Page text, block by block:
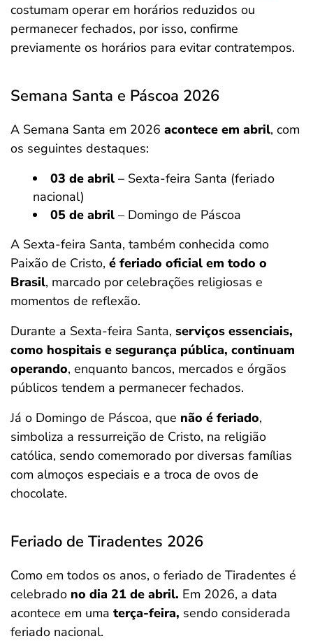
costumam operar em horários reduzidos ou
permanecer fechados, por isso, confirme
previamente os horários para evitar contratempos.
Semana Santa e Páscoa 2026
A Semana Santa em 2026 acontece em abril, com
os seguintes destaques:
03 de abril – Sexta-feira Santa (feriado
nacional)
05 de abril – Domingo de Páscoa
A Sexta-feira Santa, também conhecida como
Paixão de Cristo, é feriado oficial em todo o
Brasil, marcado por celebrações religiosas e
momentos de reflexão.
Durante a Sexta-feira Santa, serviços essenciais,
como hospitais e segurança pública, continuam
operando, enquanto bancos, mercados e órgãos
públicos tendem a permanecer fechados.
Já o Domingo de Páscoa, que não é feriado,
simboliza a ressurreição de Cristo, na religião
católica, sendo comemorado por diversas famílias
com almoços especiais e a troca de ovos de
chocolate.
Feriado de Tiradentes 2026
Como em todos os anos, o feriado de Tiradentes é
celebrado no dia 21 de abril. Em 2026, a data
acontece em uma terça-feira, sendo considerada
feriado nacional.